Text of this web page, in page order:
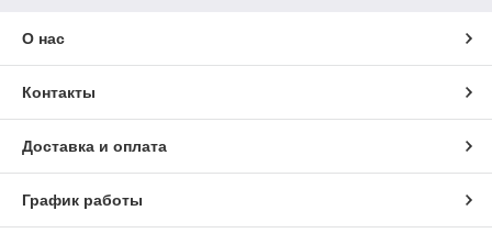
О нас
Контакты
Доставка и оплата
График работы